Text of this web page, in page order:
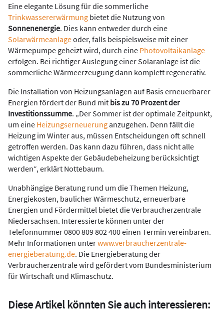
Eine elegante Lösung für die sommerliche
Trinkwassererwärmung bietet die Nutzung von
Sonnenenergie. Dies kann entweder durch eine
Solarwärmeanlageoder, falls beispielsweise mit einer
Wärmepumpe geheizt wird, durch eine Photovoltaikanlage
erfolgen. Bei richtiger Auslegung einer Solaranlage ist die
sommerliche Wärmeerzeugung dann komplett regenerativ.
Die Installation von Heizungsanlagen auf Basis erneuerbarer
Energien fördert der Bund mit bis zu 70 Prozent der
Investitionssumme. „Der Sommer ist der optimale Zeitpunkt,
um eine Heizungserneuerunganzugehen. Denn fällt die
Heizung im Winter aus, müssen Entscheidungen oft schnell
getroffen werden. Das kann dazu führen, dass nicht alle
wichtigen Aspekte der Gebäudebeheizung berücksichtigt
werden“, erklärt Nottebaum.
Unabhängige Beratung rund um die Themen Heizung,
Energiekosten, baulicher Wärmeschutz, erneuerbare
Energien und Fördermittel bietet die Verbraucherzentrale
Niedersachsen. Interessierte können unter der
Telefonnummer 0800 809 802 400 einen Termin vereinbaren.
Mehr Informationen unterwww.verbraucherzentrale-
energieberatung.de. Die Energieberatung der
Verbraucherzentrale wird gefördert vom Bundesministerium
für Wirtschaft und Klimaschutz.
Diese Artikel könnten Sie auch interessieren: